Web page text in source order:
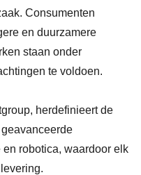
Consumenten
en duurzamere
staan onder
te voldoen.
herdefinieert de
robotica, waardoor elk